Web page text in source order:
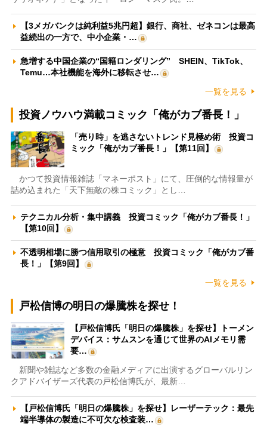
【3メガバンクは純利益5兆円超】銀行、商社、ゼネコンは最高
益続出の一方で、中小企業・…
急増する中国企業の“国籍ロンダリング” SHEIN、TikTok、
Temu…本社機能を海外に移転させ…
一覧を見る
投資ノウハウ満載コミック「俺がカブ番長！」
「売り時」を逃さないトレンド見極め術 投資コ
ミック「俺がカブ番長！」【第11回】
かつて投資情報雑誌「マネーポスト」にて、圧倒的な情報量が
詰め込まれた「天下無敵の株コミック」とし…
テクニカル分析・集中講義 投資コミック「俺がカブ番長！」
【第10回】
不透明相場に勝つ信用取引の極意 投資コミック「俺がカブ番
長！」【第9回】
一覧を見る
戸松信博の明日の爆騰株を探せ！
【戸松信博氏「明日の爆騰株」を探せ】トーメン
デバイス：サムスンを通じて世界のAIメモリ需
要…
新聞や雑誌など多数の金融メディアに出演するグローバルリン
クアドバイザーズ代表の戸松信博氏が、最新…
【戸松信博氏「明日の爆騰株」を探せ】レーザーテック：最先
端半導体の製造に不可欠な検査装…